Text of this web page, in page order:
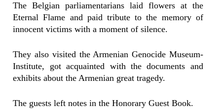
The Belgian parliamentarians laid flowers at the
Eternal Flame and paid tribute to the memory of
innocent victims with a moment of silence.
They also visited the Armenian Genocide Museum-
Institute, got acquainted with the documents and
exhibits about the Armenian great tragedy.
The guests left notes in the Honorary Guest Book.